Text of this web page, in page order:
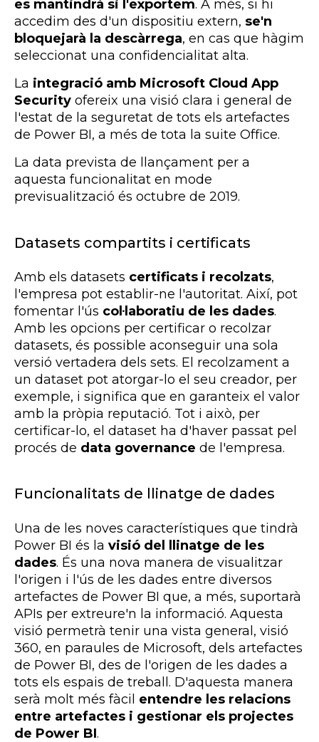
es mantindrà si l'exportem. A més, si hi
accedim des d'un dispositiu extern, se'n
bloquejarà la descàrrega, en cas que hàgim
seleccionat una confidencialitat alta.
La integració amb Microsoft Cloud App
Security ofereix una visió clara i general de
l'estat de la seguretat de tots els artefactes
de Power BI, a més de tota la suite Office.
La data prevista de llançament per a
aquesta funcionalitat en mode
previsualització és octubre de 2019.
Datasets compartits i certificats
Amb els datasets certificats i recolzats,
l'empresa pot establir-ne l'autoritat. Així, pot
fomentar l'ús col·laboratiu de les dades.
Amb les opcions per certificar o recolzar
datasets, és possible aconseguir una sola
versió vertadera dels sets. El recolzament a
un dataset pot atorgar-lo el seu creador, per
exemple, i significa que en garanteix el valor
amb la pròpia reputació. Tot i això, per
certificar-lo, el dataset ha d'haver passat pel
procés de data governance de l'empresa.
Funcionalitats de llinatge de dades
Una de les noves característiques que tindrà
Power BI és la visió del llinatge de les
dades. És una nova manera de visualitzar
l'origen i l'ús de les dades entre diversos
artefactes de Power BI que, a més, suportarà
APIs per extreure'n la informació. Aquesta
visió permetrà tenir una vista general, visió
360, en paraules de Microsoft, dels artefactes
de Power BI, des de l'origen de les dades a
tots els espais de treball. D'aquesta manera
serà molt més fàcil entendre les relacions
entre artefactes i gestionar els projectes
de Power BI.